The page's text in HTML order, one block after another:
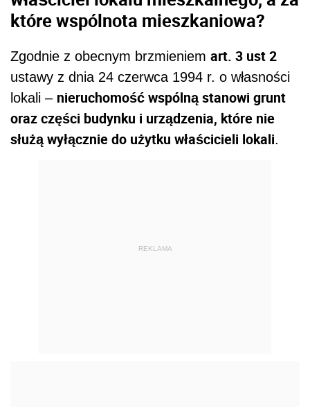
które wspólnota mieszkaniowa?
Zgodnie z obecnym brzmieniem art. 3 ust 2
ustawy z dnia 24 czerwca 1994 r. o własności
lokali – nieruchomość wspólną stanowi grunt
oraz części budynku i urządzenia, które nie
służą wyłącznie do użytku właścicieli lokali.
REKLAMA